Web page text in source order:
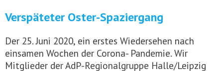
Verspäteter Oster-Spaziergang
Der 25. Juni 2020, ein erstes Wiedersehen nach
einsamen Wochen der Corona- Pandemie. Wir
Mitglieder der AdP-Regionalgruppe Halle/Leipzig